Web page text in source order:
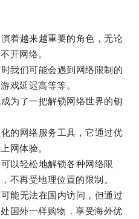
越来越重要的角色，无论
开网络。
们可能会遇到网络限制的
戏延迟高等等。
了一把解锁网络世界的钥
网络服务工具，它通过优
网体验。
轻松地解锁各种网络限
不再受地理位置的限制。
无法在国内访问，但通过
国外一样购物，享受海外优